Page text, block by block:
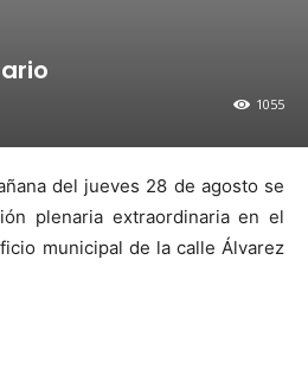
1055
del jueves 28 de agosto se
plenaria extraordinaria en el
municipal de la calle Álvarez